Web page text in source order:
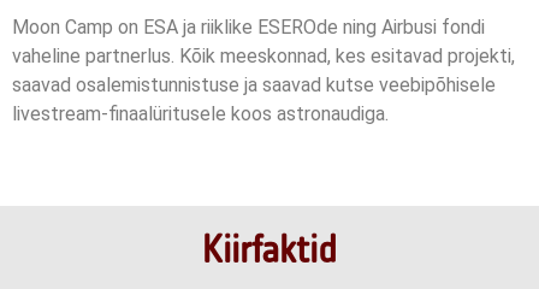
Moon Camp on ESA ja riiklike ESEROde ning Airbusi fondi
vaheline partnerlus. Kõik meeskonnad, kes esitavad projekti,
saavad osalemistunnistuse ja saavad kutse veebipõhisele
livestream-finaalüritusele koos astronaudiga.
Kiirfaktid